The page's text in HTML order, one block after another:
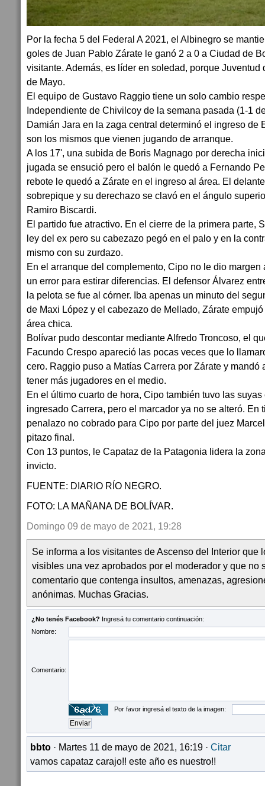
Por la fecha 5 del Federal A 2021, el Albinegro se
goles de Juan Pablo Zárate le ganó 2 a 0 a Ciudad de
visitante. Además, es líder en soledad, porque
de Mayo.
El equipo de Gustavo Raggio tiene un solo cambio
Independiente de Chivilcoy de la semana pasada (1-1
Damián Jara en la zaga central determinó el ingreso de
son los mismos que vienen jugando de arranque.
A los 17', una subida de Boris Magnago por derecha
jugada se ensució pero el balón le quedó a Fernando
rebote le quedó a Zárate en el ingreso al área. El
sobrepique y su derechazo se clavó en el ángulo
Ramiro Biscardi.
El partido fue atractivo. En el cierre de la primera parte,
ley del ex pero su cabezazo pegó en el palo y en la
mismo con su zurdazo.
En el arranque del complemento, Cipo no le dio margen
un error para estirar diferencias. El defensor Álvarez
la pelota se fue al córner. Iba apenas un minuto del
de Maxi López y el cabezazo de Mellado, Zárate
área chica.
Bolívar pudo descontar mediante Alfredo Troncoso, el
Facundo Crespo apareció las pocas veces que lo
cero. Raggio puso a Matías Carrera por Zárate y mandó
tener más jugadores en el medio.
En el último cuarto de hora, Cipo también tuvo las
ingresado Carrera, pero el marcador ya no se alteró. En
penalazo no cobrado para Cipo por parte del juez
pitazo final.
Con 13 puntos, le Capataz de la Patagonia lidera la
invicto.
FUENTE: DIARIO RÍO NEGRO.
FOTO: LA MAÑANA DE BOLÍVAR.
Domingo 09 de mayo de 2021, 19:28
Se informa a los visitantes de Ascenso del Interior que
visibles una vez aprobados por el moderador y que no
comentario que contenga insultos, amenazas,
anónimas. Muchas Gracias.
¿No tenés Facebook? Ingresá tu comentario continuación:
Nombre:
Comentario:
Por favor ingresá el texto de la imagen:
bbto · Martes 11 de mayo de 2021, 16:19 · Citar
vamos capataz carajo!! este año es nuestro!!